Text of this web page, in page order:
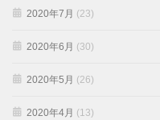
2020年7月 (23)
2020年6月 (30)
2020年5月 (26)
2020年4月 (13)